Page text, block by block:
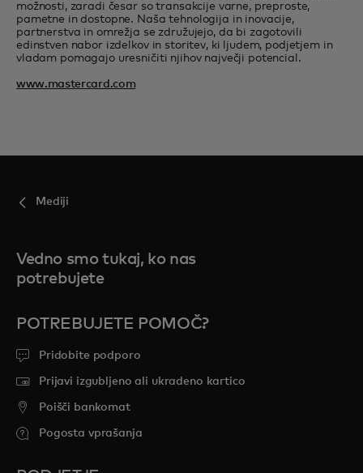
možnosti, zaradi česar so transakcije varne, preproste,
pametne in dostopne. Naša tehnologija in inovacije,
partnerstva in omrežja se združujejo, da bi zagotovili
edinstven nabor izdelkov in storitev, ki ljudem, podjetjem in
vladam pomagajo uresničiti njihov največji potencial.
www.mastercard.com
Mediji
Vedno smo tukaj, ko nas
potrebujete
POTREBUJETE POMOČ?
Pridobite podporo
Prijavi izgubljeno ali ukradeno kartico
Poišči bankomat
Pogosta vprašanja